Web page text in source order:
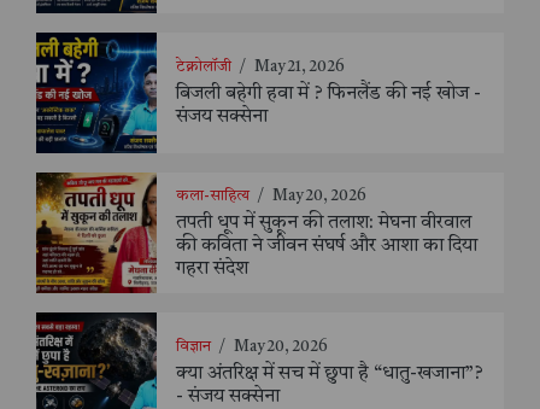
टेक्नोलॉजी / May 21, 2026
बिजली बहेगी हवा में ? फिनलैंड की नई खोज -
संजय सक्सेना
कला-साहित्य / May 20, 2026
तपती धूप में सुकून की तलाश: मेघना वीरवाल
की कविता ने जीवन संघर्ष और आशा का दिया
गहरा संदेश
विज्ञान / May 20, 2026
क्या अंतरिक्ष में सच में छुपा है “धातु-खजाना”?
- संजय सक्सेना